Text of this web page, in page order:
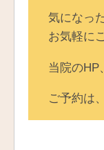
気になっ
お気軽に
当院のHP、
ご予約は、